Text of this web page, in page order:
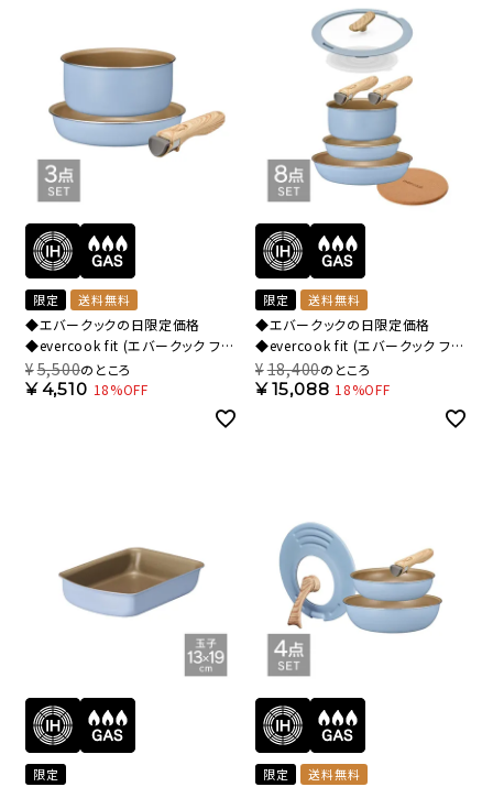
限定 送料無料
◆エバークックの日限定価格
◆evercook fit (エバークック フィ
ット) 【限定色】 IH対応 着脱式 フラ
イパン 3点セット スモーキーブルー
¥5,500のところ
¥4,510 18%OFF
限定 送料無料
◆エバークックの日限定価格
◆evercook fit (エバークック フィ
ット) 【限定色】 IH対応 着脱式 フラ
イパン 8点セット スモーキーブルー
¥18,400のところ
¥15,088 18%OFF
限定 限定 送料無料